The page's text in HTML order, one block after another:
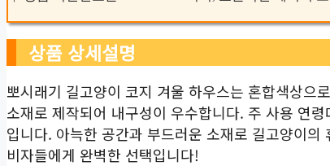
상품 상세설명
뽀시래기 길고양이 코지 겨울 하우스는 혼합색상으
소재로 제작되어 내구성이 우수합니다. 주 사용 연
입니다. 아늑한 공간과 부드러운 소재로 길고양이
비자들에게 완벽한 선택입니다!